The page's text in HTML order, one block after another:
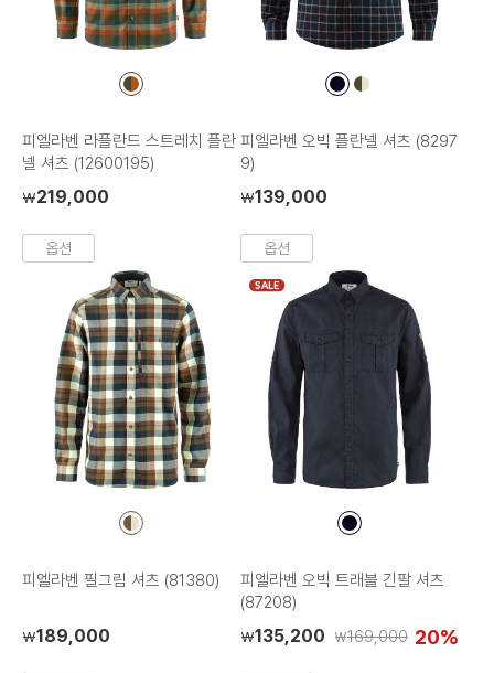
컬
피엘라벤 라플란드 스트레치 플란
넬 셔츠 (12600195)
₩219,000
옵션
컬
컬
피엘라벤 오빅 플란넬 셔츠 (8297
9)
₩139,000
옵션
컬
피엘라벤 필그림 셔츠 (81380)
₩189,000
SALE
컬
피엘라벤 오빅 트래블 긴팔 셔츠
(87208)
₩135,200 ₩169,000 20%